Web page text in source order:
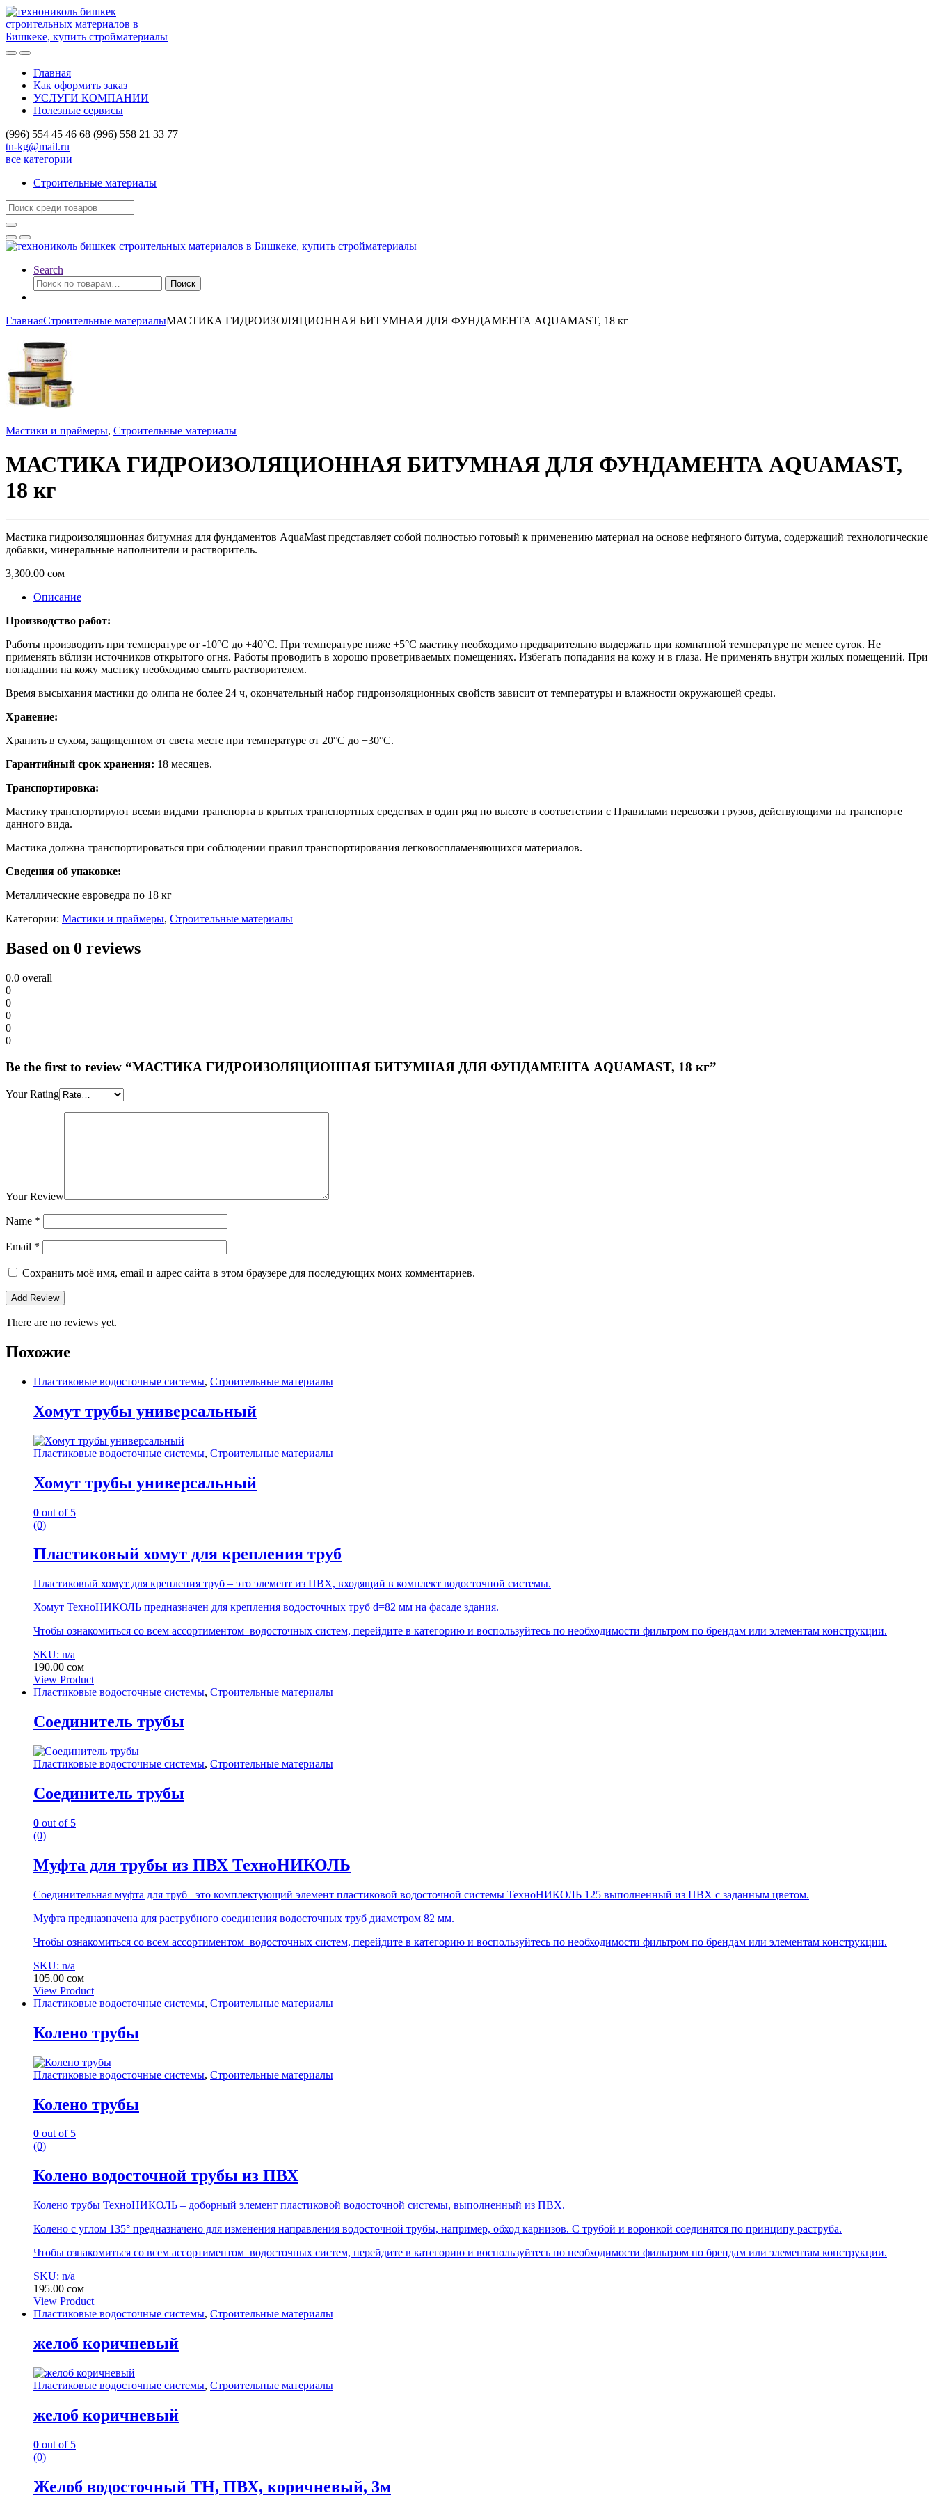
Skip
to
navigation
Skip
to
content
Главная
Как оформить заказ
УСЛУГИ КОМПАНИИ
Полезные сервисы
(996) 554 45 46 68 (996) 558 21 33 77
tn-kg@mail.ru
все категории
Строительные материалы
Search
for:
Search
Искать:
Поиск
ГлавнаяСтроительные материалыМАСТИКА ГИДРОИЗОЛЯЦИОННАЯ БИТУМНАЯ ДЛЯ ФУНДАМЕНТА AQUAMAST, 18 кг
Мастики и праймеры, Строительные материалы
МАСТИКА ГИДРОИЗОЛЯЦИОННАЯ БИТУМНАЯ ДЛЯ ФУНДАМЕНТА AQUAMAST,
18 кг
Мастика гидроизоляционная битумная для фундаментов AquaMast представляет собой полностью готовый к применению материал на основе нефтяного битума, содержащий технологические
добавки, минеральные наполнители и растворитель.
3,300.00 сом
Описание
Производство работ:
Работы производить при температуре от -10°С до +40°С. При температуре ниже +5°С мастику необходимо предварительно выдержать при комнатной температуре не менее суток. Не
применять вблизи источников открытого огня. Работы проводить в хорошо проветриваемых помещениях. Избегать попадания на кожу и в глаза. Не применять внутри жилых помещений. При
попадании на кожу мастику необходимо смыть растворителем.
Время высыхания мастики до олипа не более 24 ч, окончательный набор гидроизоляционных свойств зависит от температуры и влажности окружающей среды.
Хранение:
Хранить в сухом, защищенном от света месте при температуре от 20°С до +30°С.
Гарантийный срок хранения: 18 месяцев.
Транспортировка:
Мастику транспортируют всеми видами транспорта в крытых транспортных средствах в один ряд по высоте в соответствии с Правилами перевозки грузов, действующими на транспорте
данного вида.
Мастика должна транспортироваться при соблюдении правил транспортирования легковоспламеняющихся материалов.
Сведения об упаковке:
Металлические евроведра по 18 кг
Категории: Мастики и праймеры, Строительные материалы
Based on 0 reviews
0.0 overall
0
0
0
0
0
Be the first to review “МАСТИКА ГИДРОИЗОЛЯЦИОННАЯ БИТУМНАЯ ДЛЯ ФУНДАМЕНТА AQUAMAST, 18 кг”
Your Rating
Your Review
Name *
Email *
Сохранить моё имя, email и адрес сайта в этом браузере для последующих моих комментариев.
There are no reviews yet.
Похожие
Пластиковые водосточные системы, Строительные материалы
Хомут трубы универсальный
Пластиковые водосточные системы, Строительные материалы
Хомут трубы универсальный
0 out of 5
(0)
Пластиковый хомут для крепления труб
Пластиковый хомут для крепления труб – это элемент из ПВХ, входящий в комплект водосточной системы.
Хомут ТехноНИКОЛЬ предназначен для крепления водосточных труб d=82 мм на фасаде здания.
Чтобы ознакомиться со всем ассортиментом водосточных систем, перейдите в категорию и воспользуйтесь по необходимости фильтром по брендам или элементам конструкции.
SKU: n/a
190.00 сом
View Product
Пластиковые водосточные системы, Строительные материалы
Соединитель трубы
Пластиковые водосточные системы, Строительные материалы
Соединитель трубы
0 out of 5
(0)
Муфта для трубы из ПВХ ТехноНИКОЛЬ
Соединительная муфта для труб– это комплектующий элемент пластиковой водосточной системы ТехноНИКОЛЬ 125 выполненный из ПВХ с заданным цветом.
Муфта предназначена для раструбного соединения водосточных труб диаметром 82 мм.
Чтобы ознакомиться со всем ассортиментом водосточных систем, перейдите в категорию и воспользуйтесь по необходимости фильтром по брендам или элементам конструкции.
SKU: n/a
105.00 сом
View Product
Пластиковые водосточные системы, Строительные материалы
Колено трубы
Пластиковые водосточные системы, Строительные материалы
Колено трубы
0 out of 5
(0)
Колено водосточной трубы из ПВХ
Колено трубы ТехноНИКОЛЬ – доборный элемент пластиковой водосточной системы, выполненный из ПВХ.
Колено с углом 135° предназначено для изменения направления водосточной трубы, например, обход карнизов. С трубой и воронкой соединятся по принципу раструба.
Чтобы ознакомиться со всем ассортиментом водосточных систем, перейдите в категорию и воспользуйтесь по необходимости фильтром по брендам или элементам конструкции.
SKU: n/a
195.00 сом
View Product
Пластиковые водосточные системы, Строительные материалы
желоб коричневый
Пластиковые водосточные системы, Строительные материалы
желоб коричневый
0 out of 5
(0)
Желоб водосточный ТН, ПВХ, коричневый, 3м